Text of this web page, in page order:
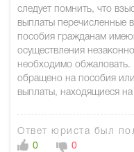
следует помнить, что
выплаты перечисленные
пособия гражданам
осуществления
необходимо обжаловать.
обращено на пособия
выплаты, находящиеся на
Ответ юриста был
0
0